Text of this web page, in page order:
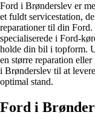
Ford i Brønderslev er
et fuldt servicestation,
reparationer til din
specialiserede i Ford-
holde din bil i topform.
en større reparation
i Brønderslev til at
optimal stand.
Ford i